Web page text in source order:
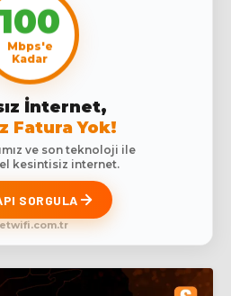
100
Mbps'e
Kadar
İnternet,
Fatura Yok!
ve son teknoloji ile
kesintisiz internet.
SORGULA